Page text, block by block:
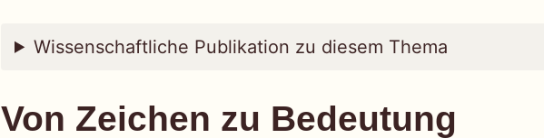
Wissenschaftliche Publikation zu diesem Thema
Von Zeichen zu Bedeutung